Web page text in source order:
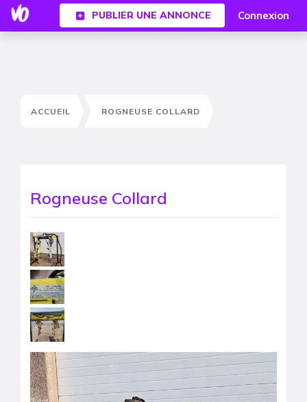
PUBLIER UNE ANNONCE Connexion
ACCUEIL ROGNEUSE COLLARD
Rogneuse Collard